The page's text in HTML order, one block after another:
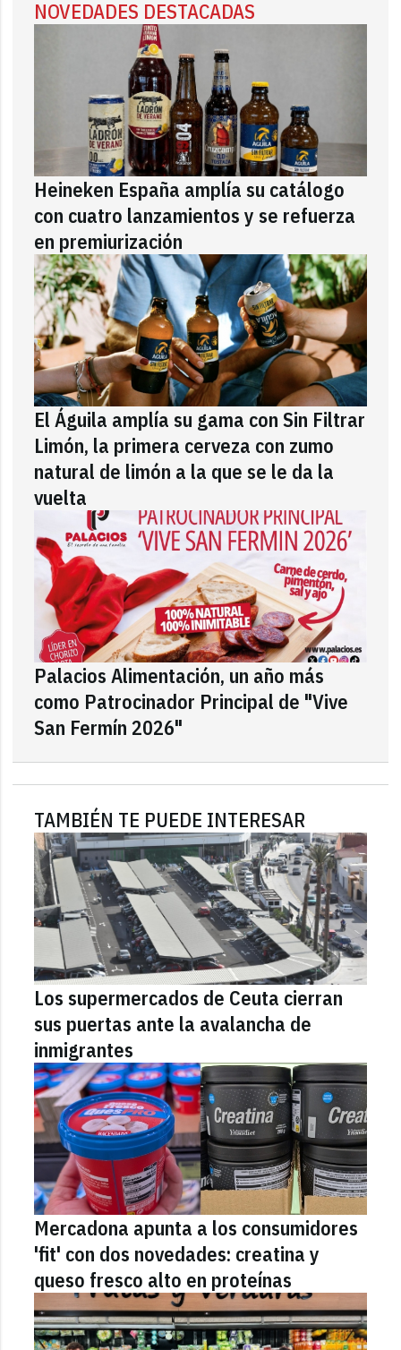
NOVEDADES DESTACADAS
Heineken España amplía su catálogo
con cuatro lanzamientos y se refuerza
en premiurización
El Águila amplía su gama con Sin Filtrar
Limón, la primera cerveza con zumo
natural de limón a la que se le da la
vuelta
Palacios Alimentación, un año más
como Patrocinador Principal de "Vive
San Fermín 2026"
TAMBIÉN TE PUEDE INTERESAR
Los supermercados de Ceuta cierran
sus puertas ante la avalancha de
inmigrantes
Mercadona apunta a los consumidores
'fit' con dos novedades: creatina y
queso fresco alto en proteínas